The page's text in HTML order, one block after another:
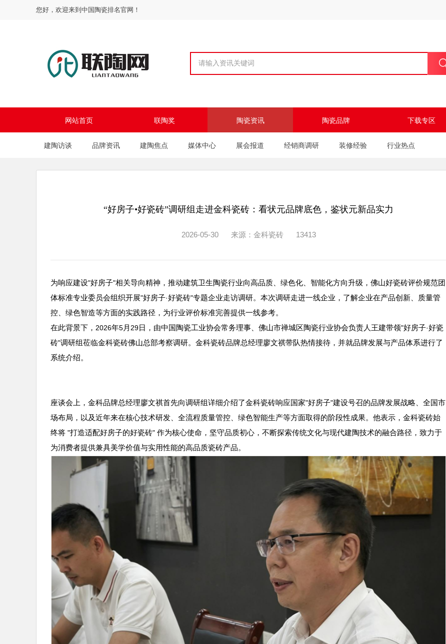
您好，欢迎来到中国陶瓷排名官网！
网站首页 联陶奖 陶瓷资讯 陶瓷品牌 下载专区
建陶访谈 品牌资讯 建陶焦点 媒体中心 展会报道 经销商调研 装修经验 行业热点
“好房子•好瓷砖”调研组走进金科瓷砖：看状元品牌底色，鉴状元新品实力
2026-05-30 来源：金科瓷砖 13413
为响应建设"好房子"相关导向精神，推动建筑卫生陶瓷行业向高品质、绿色化、智能化方向升级，佛山好瓷砖评价规范团
体标准专业委员会组织开展"好房子·好瓷砖"专题企业走访调研。本次调研走进一线企业，了解企业在产品创新、质量管
控、绿色智造等方面的实践路径，为行业评价标准完善提供一线参考。
在此背景下， 2026年5月 29日，由中国陶瓷工业协会常务理事、佛山市禅城区陶瓷行业协会负责人王建带领"好房子·好瓷
砖"调研组莅临金科瓷砖佛山总部考察调研。金科瓷砖品牌总经理廖文祺带队热情接待，并就品牌发展与产品体系进行了
系统介绍。
座谈会上，金科品牌总经理廖文祺首先向调研组详细介绍了金科瓷砖响应国家"好房子"建设号召的品牌发展战略、全国市
场布局，以及近年来在核心技术研发、全流程质量管控、绿色智能生产等方面取得的阶段性成果。他表示，金科瓷砖始
终将 "打造适配好房子的好瓷砖" 作为核心使命，坚守品质初心，不断探索传统文化与现代建陶技术的融合路径，致力于
为消费者提供兼具美学价值与实用性能的高品质瓷砖产品。